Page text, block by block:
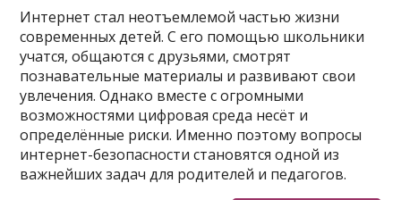
Интернет стал неотъемлемой частью жизни
современных детей. С его помощью школьники
учатся, общаются с друзьями, смотрят
познавательные материалы и развивают свои
увлечения. Однако вместе с огромными
возможностями цифровая среда несёт и
определённые риски. Именно поэтому вопросы
интернет-безопасности становятся одной из
важнейших задач для родителей и педагогов.